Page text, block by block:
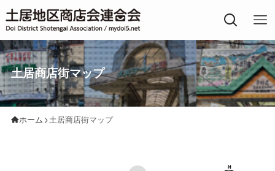
土居地区の商店街
土居商店街マップ
ホーム 土居商店街マップ